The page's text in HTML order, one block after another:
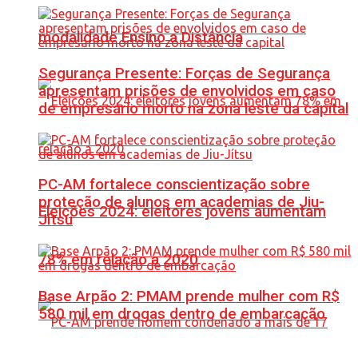
modalidade Ensino a Distância
Eleições 2024: eleitores jovens aumentam
78% em relação a 2020
Segurança Presente: Forças de Segurança
apresentam prisões de envolvidos em caso
de empresário morto na zona leste da capital
PC-AM fortalece conscientização sobre
proteção de alunos em academias de Jiu-
Jítsu
Base Arpão 2: PMAM prende mulher com R$
580 mil em drogas dentro de embarcação